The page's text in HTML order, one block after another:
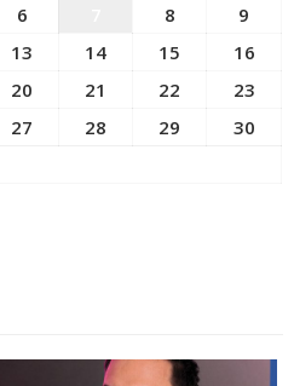
6 8
9
13 14 15
16
20 21 22
23
27 28 29
30